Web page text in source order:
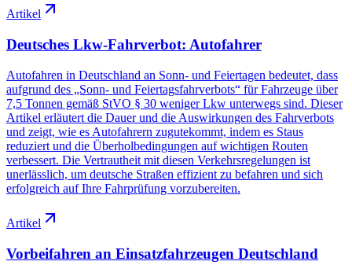
Artikel
Deutsches Lkw-Fahrverbot: Autofahrer
Autofahren in Deutschland an Sonn- und Feiertagen bedeutet, dass
aufgrund des „Sonn- und Feiertagsfahrverbots“ für Fahrzeuge über
7,5 Tonnen gemäß StVO § 30 weniger Lkw unterwegs sind. Dieser
Artikel erläutert die Dauer und die Auswirkungen des Fahrverbots
und zeigt, wie es Autofahrern zugutekommt, indem es Staus
reduziert und die Überholbedingungen auf wichtigen Routen
verbessert. Die Vertrautheit mit diesen Verkehrsregelungen ist
unerlässlich, um deutsche Straßen effizient zu befahren und sich
erfolgreich auf Ihre Fahrprüfung vorzubereiten.
Artikel
Vorbeifahren an Einsatzfahrzeugen Deutschland